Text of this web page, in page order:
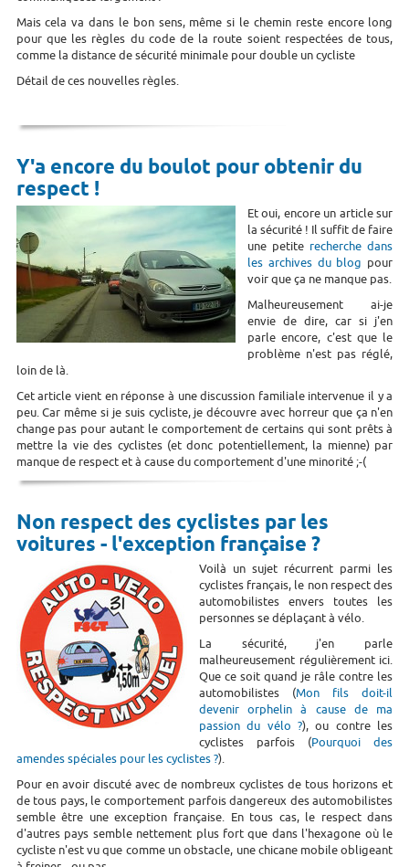
Mais cela va dans le bon sens, même si le chemin reste encore long
pour que les règles du code de la route soient respectées de tous,
comme la distance de sécurité minimale pour double un cycliste
Détail de ces nouvelles règles.
Y'a encore du boulot pour obtenir du
respect !
Et oui, encore un article sur
la sécurité ! Il suffit de faire
une petiterecherche dans
les archives du blog pour
voir que ça ne manque pas.
Malheureusement ai-je
envie de dire, car si j'en
parle encore, c'est que le
problème n'est pas réglé,
loin de là.
Cet article vient en réponse à une discussion familiale intervenue il y a
peu. Car même si je suis cycliste, je découvre avec horreur que ça n'en
change pas pour autant le comportement de certains qui sont prêts à
mettre la vie des cyclistes (et donc potentiellement, la mienne) par
manque de respect et à cause du comportement d'une minorité ;-(
Non respect des cyclistes par les
voitures - l'exception française ?
Voilà un sujet récurrent parmi les
cyclistes français, le non respect des
automobilistes envers toutes les
personnes se déplaçant à vélo.
La sécurité, j'en parle
malheureusement régulièrement ici.
Que ce soit quand je râle contre les
automobilistes (Mon fils doit-il
devenir orphelin à cause de ma
passion du vélo ?), ou contre les
cyclistes parfois (Pourquoi des
amendes spéciales pour les cyclistes ?).
Pour en avoir discuté avec de nombreux cyclistes de tous horizons et
de tous pays, le comportement parfois dangereux des automobilistes
semble être une exception française. En tous cas, le respect dans
d'autres pays semble nettement plus fort que dans l'hexagone où le
cycliste n'est vu que comme un obstacle, une chicane mobile obligeant